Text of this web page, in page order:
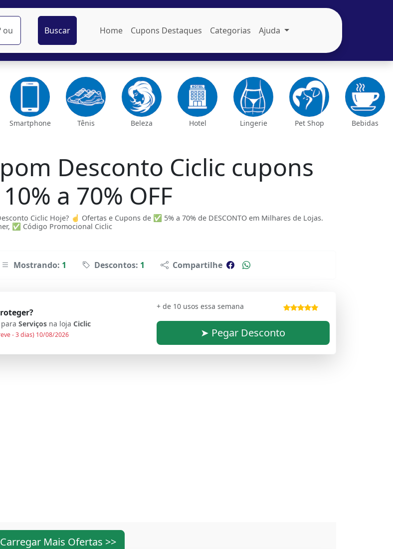
Buscar Home Cupons Destaques Categorias Ajuda
Smartphone Tênis Beleza Hotel Lingerie Pet Shop Bebidas
Desconto Ciclic cupons
a 70% OFF
Ciclic Hoje? ☝ Ofertas e Cupons de ✅ 5% a 70% de DESCONTO em Milhares de Lojas.
✅ Código Promocional Ciclic
Mostrando: 1 Descontos: 1 Compartilhe
Serviços na loja Ciclic
- 3 dias) 10/08/2026
+ de 10 usos essa semana
➤ Pegar Desconto
Carregar Mais Ofertas >>